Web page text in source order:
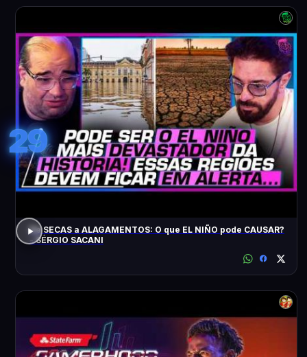
29
De SECAS a ALAGAMENTOS: O que EL NIÑO pode CAUSAR?
- SÉRGIO SACANI